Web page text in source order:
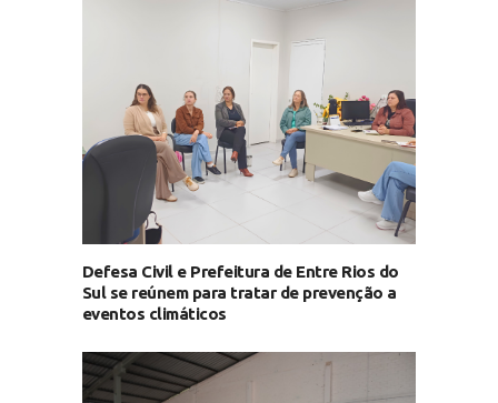
Defesa Civil e Prefeitura de Entre Rios do
Sul se reúnem para tratar de prevenção a
eventos climáticos